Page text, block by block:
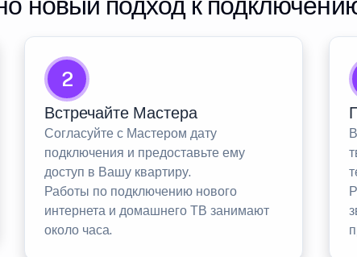
2
Встречайте Мастера
Согласуйте с Мастером дату
подключения и предоставьте ему
доступ в Вашу квартиру.
Работы по подключению нового
интернета и домашнего ТВ занимают
около часа.